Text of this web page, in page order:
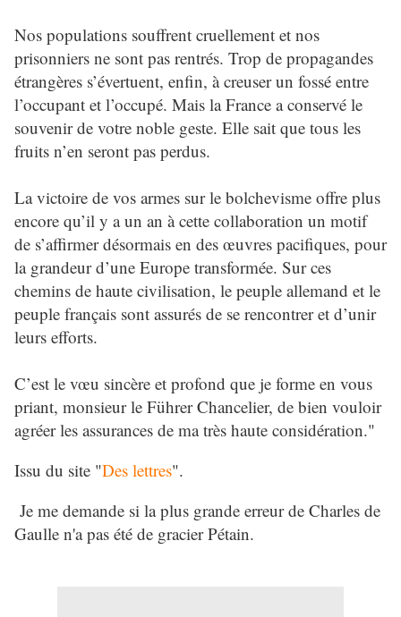
Nos populations souffrent cruellement et nos
prisonniers ne sont pas rentrés. Trop de propagandes
étrangères s’évertuent, enfin, à creuser un fossé entre
l’occupant et l’occupé. Mais la France a conservé le
souvenir de votre noble geste. Elle sait que tous les
fruits n’en seront pas perdus.
La victoire de vos armes sur le bolchevisme offre plus
encore qu’il y a un an à cette collaboration un motif
de s’affirmer désormais en des œuvres pacifiques, pour
la grandeur d’une Europe transformée. Sur ces
chemins de haute civilisation, le peuple allemand et le
peuple français sont assurés de se rencontrer et d’unir
leurs efforts.
C’est le vœu sincère et profond que je forme en vous
priant, monsieur le Führer Chancelier, de bien vouloir
agréer les assurances de ma très haute considération."
Issu du site "Des lettres".
Je me demande si la plus grande erreur de Charles de
Gaulle n'a pas été de gracier Pétain.